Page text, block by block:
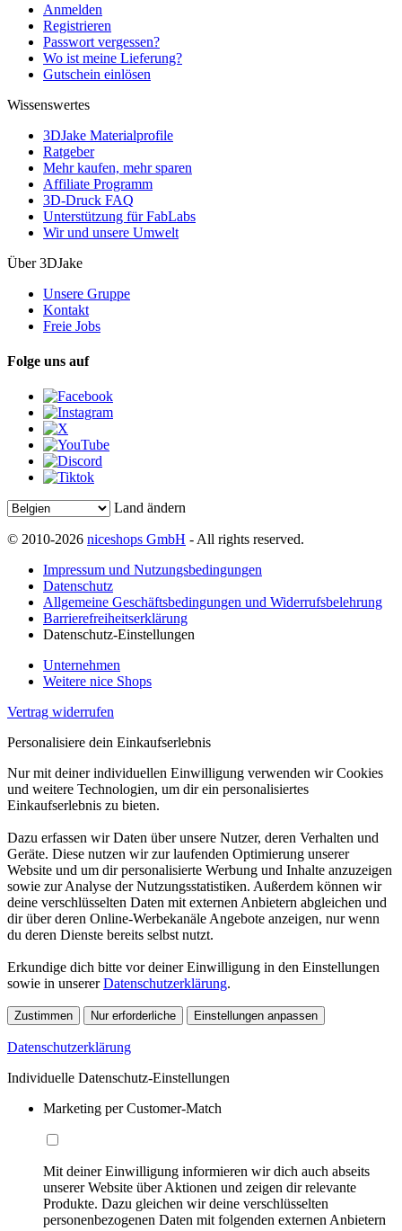
Anmelden
Registrieren
Passwort vergessen?
Wo ist meine Lieferung?
Gutschein einlösen
Wissenswertes
3DJake Materialprofile
Ratgeber
Mehr kaufen, mehr sparen
Affiliate Programm
3D-Druck FAQ
Unterstützung für FabLabs
Wir und unsere Umwelt
Über 3DJake
Unsere Gruppe
Kontakt
Freie Jobs
Folge uns auf
Land ändern
© 2010-2026 niceshops GmbH - All rights reserved.
Impressum und Nutzungsbedingungen
Datenschutz
Allgemeine Geschäftsbedingungen und Widerrufsbelehrung
Barrierefreiheitserklärung
Datenschutz-Einstellungen
Unternehmen
Weitere nice Shops
Vertrag widerrufen
Personalisiere dein Einkaufserlebnis
Nur mit deiner individuellen Einwilligung verwenden wir Cookies
und weitere Technologien, um dir ein personalisiertes
Einkaufserlebnis zu bieten.
Dazu erfassen wir Daten über unsere Nutzer, deren Verhalten und
Geräte. Diese nutzen wir zur laufenden Optimierung unserer
Website und um dir personalisierte Werbung und Inhalte anzuzeigen
sowie zur Analyse der Nutzungsstatistiken. Außerdem können wir
deine verschlüsselten Daten mit externen Anbietern abgleichen und
dir über deren Online-Werbekanäle Angebote anzeigen, nur wenn
du deren Dienste bereits selbst nutzt.
Erkundige dich bitte vor deiner Einwilligung in den Einstellungen
sowie in unsererDatenschutzerklärung.
Zustimmen Nur erforderliche Einstellungen anpassen
Datenschutzerklärung
Individuelle Datenschutz-Einstellungen
Marketing per Customer-Match
Mit deiner Einwilligung informieren wir dich auch abseits
unserer Website über Aktionen und zeigen dir relevante
Produkte. Dazu gleichen wir deine verschlüsselten
personenbezogenen Daten mit folgenden externen Anbietern